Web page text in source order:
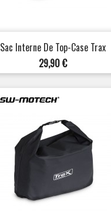
Sac Interne De Top-Case Trax
Prix
29,90 €